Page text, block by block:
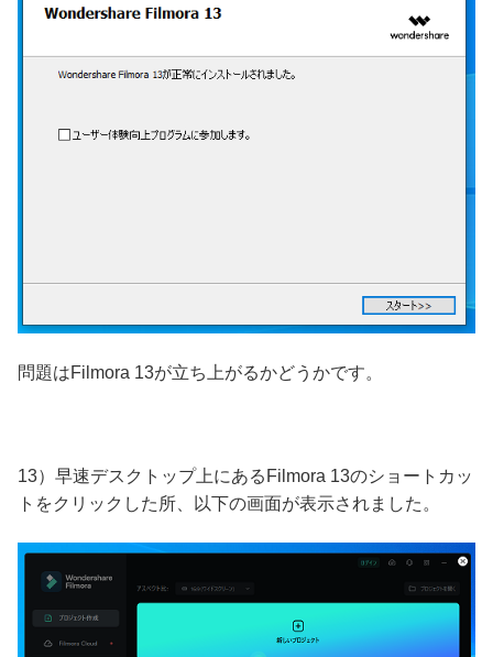
問題はFilmora 13が立ち上がるかどうかです。
13）早速デスクトップ上にあるFilmora 13のショートカッ
トをクリックした所、以下の画面が表示されました。